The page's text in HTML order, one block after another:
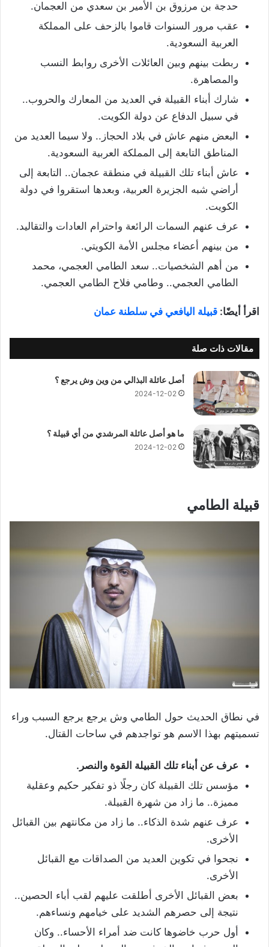
حدجة بن مرزوق بن الأمير بن سعدي من العجمان.
عقب مرور السنوات قاموا بالزحف على المملكة
العربية السعودية.
ربطت بينهم وبين العائلات الأخرى روابط النسب
والمصاهرة.
شارك أبناء القبيلة في العديد من المعارك والحروب..
في سبيل الدفاع عن دولة الكويت.
البعض منهم عاش في بلاد الحجاز.. ولا سيما العديد من
المناطق التابعة إلى المملكة العربية السعودية.
عاش أبناء تلك القبيلة في منطقة عجمان.. التابعة إلى
أراضي شبه الجزيرة العربية، وبعدها استقروا في دولة
الكويت.
عرف عنهم السمات الرائعة واحترام العادات والتقاليد.
من بينهم أعضاء مجلس الأمة الكويتي.
من أهم الشخصيات.. سعد الطامي العجمي، محمد
الطامي العجمي.. وطامي فلاح الطامي العجمي.
اقرأ أيضًا: قبيلة اليافعي في سلطنة عمان
مقالات ذات صلة
أصل عائلة البذالي من وين وش يرجع ؟
2024-12-02
ما هو أصل عائلة المرشدي من أي قبيلة ؟
2024-12-02
قبيلة الطامي
في نطاق الحديث حول الطامي وش يرجع يرجع السبب وراء
تسميتهم بهذا الاسم هو تواجدهم في ساحات القتال.
عرف عن أبناء تلك القبيلة القوة والنصر.
مؤسس تلك القبيلة كان رجلًا ذو تفكير حكيم وعقلية
مميزة.. ما زاد من شهرة القبيلة.
عرف عنهم شدة الذكاء.. ما زاد من مكانتهم بين القبائل
الأخرى.
نجحوا في تكوين العديد من الصداقات مع القبائل
الأخرى.
بعض القبائل الأخرى أطلقت عليهم لقب أباء الحصين..
نتيجة إلى حصرهم الشديد على خيامهم ونساءهم.
أول حرب خاضوها كانت ضد أمراء الأحساء.. وكان